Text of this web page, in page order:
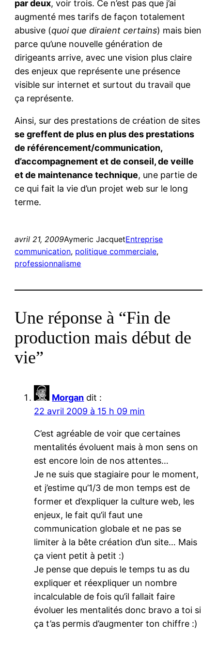
par deux, voir trois. Ce n’est pas que j’ai
augmenté mes tarifs de façon totalement
abusive (quoi que diraient certains) mais bien
parce qu’une nouvelle génération de
dirigeants arrive, avec une vision plus claire
des enjeux que représente une présence
visible sur internet et surtout du travail que
ça représente.
Ainsi, sur des prestations de création de sites
se greffent de plus en plus des prestations
de référencement/communication,
d’accompagnement et de conseil, de veille
et de maintenance technique, une partie de
ce qui fait la vie d’un projet web sur le long
terme.
avril 21, 2009Aymeric JacquetEntreprise
communication, politique commerciale
professionnalisme
Une réponse à “Fin de
production mais début de
vie”
Morgan dit :
22 avril 2009 à 15 h 09 min
C’est agréable de voir que certaines
mentalités évoluent mais à mon sens on
est encore loin de nos attentes…
Je ne suis que stagiaire pour le moment,
et j’estime qu’1/3 de mon temps est de
former et d’expliquer la culture web, les
enjeux, le fait qu’il faut une
communication globale et ne pas se
limiter à la bête création d’un site… Mais
ça vient petit à petit :)
Je pense que depuis le temps tu as du
expliquer et réexpliquer un nombre
incalculable de fois qu’il fallait faire
évoluer les mentalités donc bravo a toi si
ça t’as permis d’augmenter ton chiffre :)